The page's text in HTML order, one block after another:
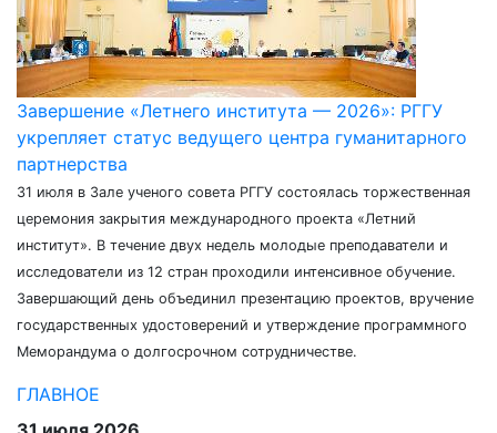
Завершение «Летнего института — 2026»: РГГУ
укрепляет статус ведущего центра гуманитарного
партнерства
31 июля в Зале ученого совета РГГУ состоялась торжественная
церемония закрытия международного проекта «Летний
институт». В течение двух недель молодые преподаватели и
исследователи из 12 стран проходили интенсивное обучение.
Завершающий день объединил презентацию проектов, вручение
государственных удостоверений и утверждение программного
Меморандума о долгосрочном сотрудничестве.
ГЛАВНОЕ